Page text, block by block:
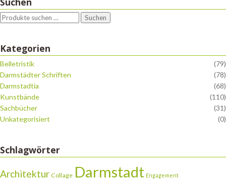
Suchen
Kategorien
Belletristik
(79)
Darmstädter Schriften
(78)
Darmstadtia
(68)
Kunstbände
(110)
Sachbücher
(31)
Unkategorisiert
(0)
Schlagwörter
Architektur Collage Darmstadt Engagement